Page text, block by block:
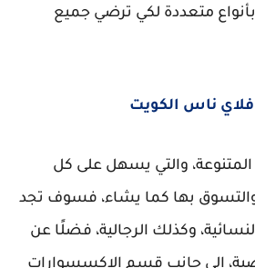
متعددة لكي ترضي جميع
ناس الكويت
المتنوعة، والتي يسهل على كل
بها كما يشاء، فسوف تجد
وكذلك الرجالية، فضلًا عن
إلى جانب قسم الإكسسوارات